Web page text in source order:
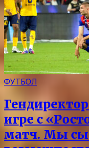
ФУТБОЛ
игре с
матч. Мы